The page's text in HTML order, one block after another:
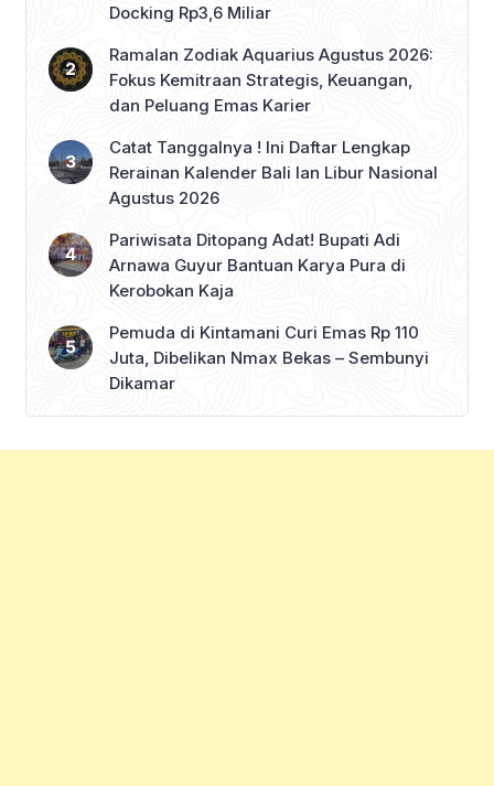
Docking Rp3,6 Miliar
Ramalan Zodiak Aquarius Agustus 2026:
Fokus Kemitraan Strategis, Keuangan,
dan Peluang Emas Karier
Catat Tanggalnya ! Ini Daftar Lengkap
Rerainan Kalender Bali lan Libur Nasional
Agustus 2026
Pariwisata Ditopang Adat! Bupati Adi
Arnawa Guyur Bantuan Karya Pura di
Kerobokan Kaja
Pemuda di Kintamani Curi Emas Rp 110
Juta, Dibelikan Nmax Bekas – Sembunyi
Dikamar